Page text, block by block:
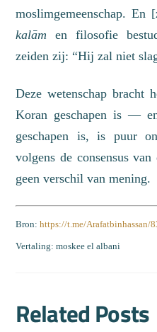
moslimgemeenschap. En
kalām en filosofie
zeiden zij: “Hij zal niet
Deze wetenschap bracht
Koran geschapen is —
geschapen is, is puur
volgens de consensus
geen verschil van mening.
Bron:https://t.me/Arafatbinhassan/
Vertaling: moskee el albani
Related Posts